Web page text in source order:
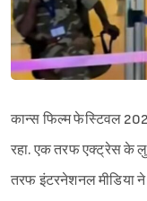
कान्स फिल्म फेस्टिवल
रहा. एक तरफ एक्ट्रेस के
तरफ इंटरनेशनल मीडिया